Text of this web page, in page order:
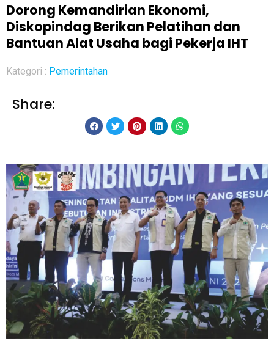
Dorong Kemandirian Ekonomi,
Diskopindag Berikan Pelatihan dan
Bantuan Alat Usaha bagi Pekerja IHT
Kategori : Pemerintahan
Share: